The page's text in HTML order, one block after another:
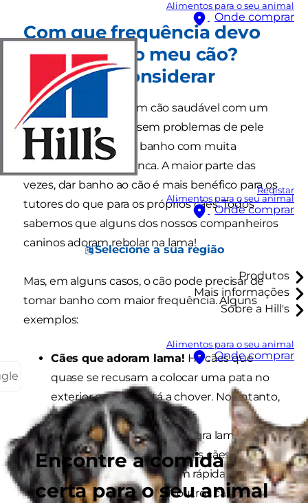
Alimentos para o seu animal
Onde comprar
Registar
Alimentos para o seu animal
Onde comprar
Selecione a sua região
Produtos
Mais informações
Sobre a Hill's
Alimentos para o seu animal
Onde comprar
Encontre a comida
certa para o seu animal
Com que frequência devo
dar banho ao meu cão?
Aspetos a considerar
De um modo geral, um cão saudável com um
pelo curto a médio e sem problemas de pele
não precisa de tomar banho com muita
frequência, ou até nunca. A maior parte das
vezes, dar banho ao cão é mais benéfico para os
tutores do que para os próprios cães. Todos
sabemos que alguns dos nossos companheiros
caninos adoram rebolar na lama!
Mas, em alguns casos, o cão pode precisar de
tomar banho com maior frequência. Alguns
exemplos:
Cães que adoram lama! Há cães que
quase se recusam a colocar uma pata no
exterior quando está a chover. No entanto,
há outros que parecem ser
irresistivelmente atraídos para lama, poças
de água e valetas! Para estes cães, por
vezes basta uma lavagem rápida com a
mangueira no jardim. Noutros casos,